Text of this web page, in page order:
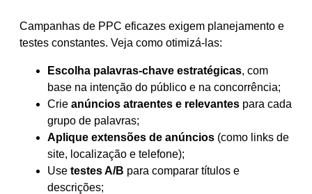
Campanhas de PPC eficazes exigem planejamento e
testes constantes. Veja como otimizá-las:
Escolha palavras-chave estratégicas, com
base na intenção do público e na concorrência;
Crie anúncios atraentes e relevantes para cada
grupo de palavras;
Aplique extensões de anúncios (como links de
site, localização e telefone);
Use testes A/B para comparar títulos e
descrições;